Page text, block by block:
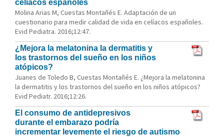
celíacos españoles
Molina Arias M, Cuestas Montañés E. Adaptación de un
cuestionario para medir calidad de vida en celíacos españoles.
Evid Pediatra. 2016;12:47.
¿Mejora la melatonina la dermatitis y
los trastornos del sueño en los niños
atópicos?
Juanes de Toledo B, Cuestas Montañés E. ¿Mejora la melatonina
la dermatitis y los trastornos del sueño en los niños atópicos?
Evid Pediatr. 2016;12:26.
El consumo de antidepresivos
durante el embarazo podría
incrementar levemente el riesgo de autismo